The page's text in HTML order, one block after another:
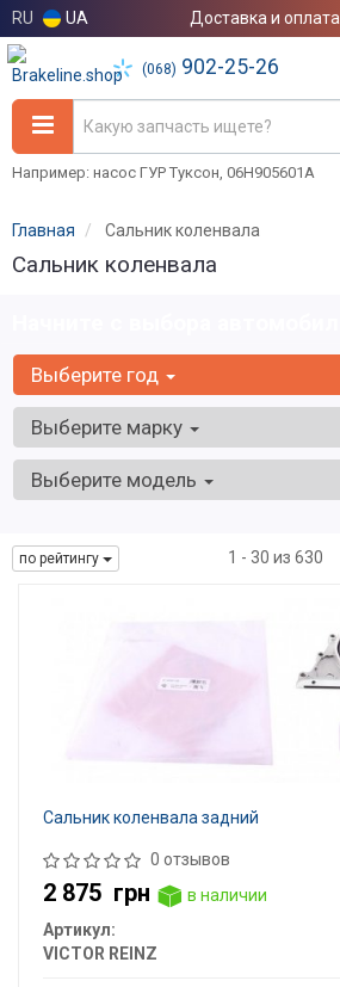
RU UA Доставка и оплата
(068) 902-25-26
Например: насос ГУР Туксон, 06H905601A
Главная Сальник коленвала
Сальник коленвала
Выберите год
Выберите марку
Выберите модель
по рейтингу 1 - 30 из 630
Сальник коленвала задний
0 отзывов
2 875 грн
в наличии
Артикул:
VICTOR REINZ